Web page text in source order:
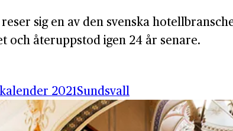
sig en av den svenska
och återuppstod igen 24 år senare.
2021Sundsvall